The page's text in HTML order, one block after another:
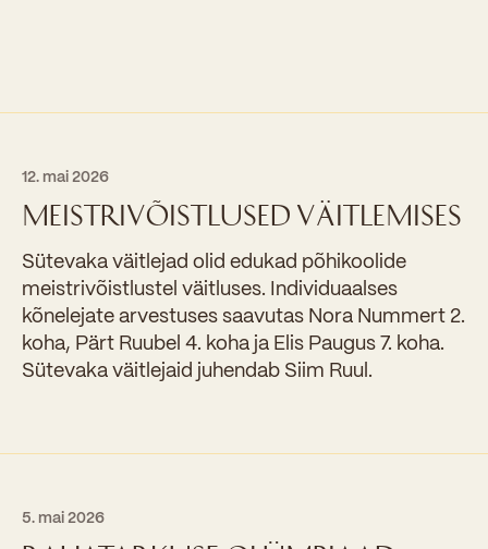
12. mai 2026
MEISTRIVÕISTLUSED VÄITLEMISES
Sütevaka väitlejad olid edukad põhikoolide
meistrivõistlustel väitluses. Individuaalses
kõnelejate arvestuses saavutas Nora Nummert 2.
koha, Pärt Ruubel 4. koha ja Elis Paugus 7. koha.
Sütevaka väitlejaid juhendab Siim Ruul.
5. mai 2026